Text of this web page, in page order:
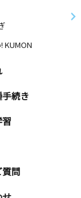
KUMON
続き
習
質問